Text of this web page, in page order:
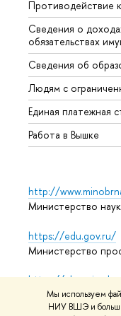
Мы используем
НИУ ВШЭ и
Противодействие
Сведения о
обязательствах
Сведения об
Людям с
Единая платежная
Работа в Вышке
http://
Министерство
https://edu.gov.ru/
Министерство
https://
Массовые